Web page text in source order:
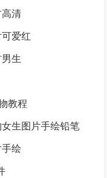
清
爱红
生
教程
生图片手绘铅笔
绘